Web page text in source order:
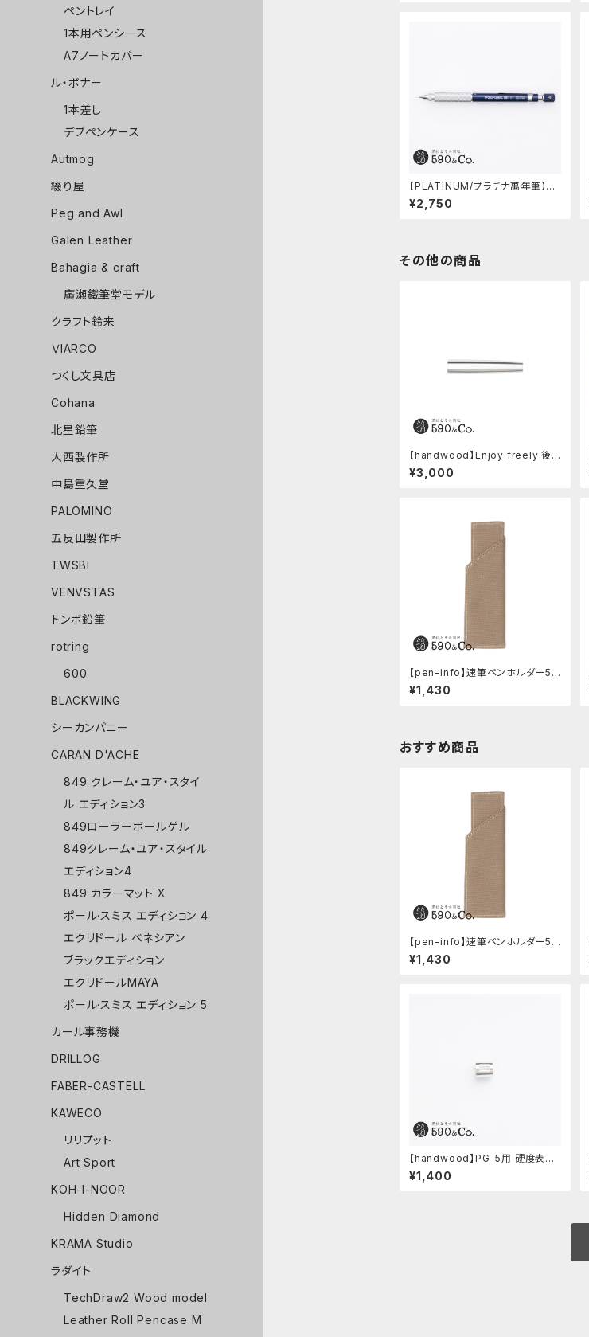
【PLATINUM/プラチナ萬年筆】PR
O-USE 241 シャープペンシル (ブ
ルー/0.5mm)
¥2,750
その他の商品
【handwood】Enjoy freely 後
軸 (超超ジュラルミン)
¥3,000
【pen-info】速筆ペンホルダー59
0&Co.別注色 (ベージュ)
¥1,430
おすすめ商品
【pen-info】速筆ペンホルダー59
0&Co.別注色 (ベージュ)
¥1,430
【handwood】PG-5用 硬度表示
窓 (アルミ/長方形)
¥1,400
ペントレイ
1本用ペンシース
A7ノートカバー
ル・ボナー
1本差し
デブペンケース
Autmog
綴り屋
Peg and Awl
Galen Leather
Bahagia & craft
廣瀬鐵筆堂モデル
クラフト鈴来
ＶIARCO
つくし文具店
Cohana
北星鉛筆
大西製作所
中島重久堂
PALOMINO
五反田製作所
TWSBI
VENVSTAS
トンボ鉛筆
rotring
600
BLACKWING
シーカンパニー
CARAN D'ACHE
849 クレーム・ユア・スタイ
ル エディション3
849ローラーボールゲル
849クレーム・ユア・スタイル
エディション4
849 カラーマット X
ポール·スミス エディション 4
エクリドール ベネシアン
ブラックエディション
エクリドールMAYA
ポール·スミス エディション 5
カール事務機
DRILLOG
FABER-CASTELL
KAWECO
リリプット
Art Sport
KOH-I-NOOR
Hidden Diamond
KRAMA Studio
ラダイト
TechDraw2 Wood model
Leather Roll Pencase M